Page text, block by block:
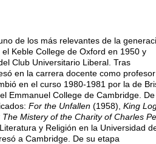
de los más relevantes de la
Keble College de Oxford en 1950 y
Club Universitario Liberal. Tras
en la carrera docente como
en el curso 1980-1981 por la de
Emmanuel College de Cambridge. De
For the Unfallen (1958), King
The Mistery of the Charity of Charles
y Religión en la Universidad
a Cambridge. De su etapa